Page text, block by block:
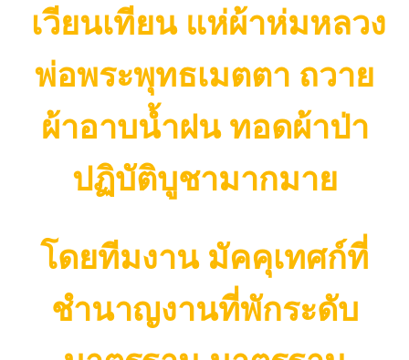
เวียนเทียน แห่ผ้าห่มหลวง
พ่อพระพุทธเมตตา ถวาย
ผ้าอาบน้ำฝน ทอดผ้าป่า
ปฏิบัติบูชามากมาย
โดยทีมงาน มัคคุเทศก์ที่
ชำนาญงานที่พักระดับ